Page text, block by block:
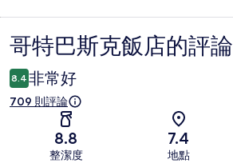
評
論
哥特巴斯克飯店的評論
8.4 非常好
709 則評論
8.8
整潔度
7.4
地點